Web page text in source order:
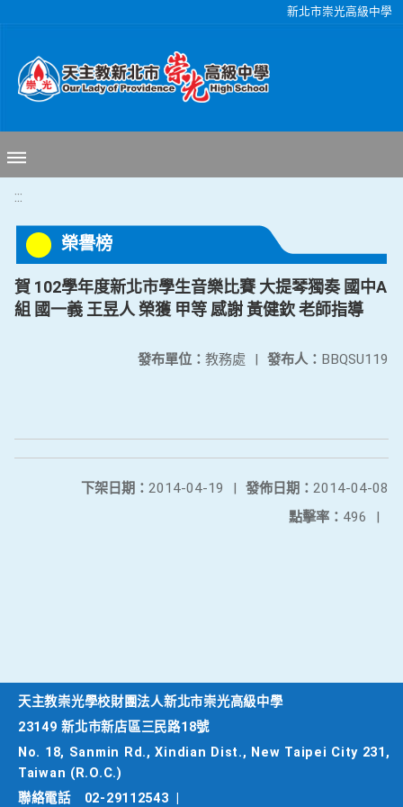
新北市崇光高級中學
:::
榮譽榜
賀 102學年度新北市學生音樂比賽 大提琴獨奏 國中A
組 國一義 王昱人 榮獲 甲等 感謝 黃健欽 老師指導
發布人： BBQSU119
發布單位： 教務處 |
發佈日期： 2014-04-08
下架日期： 2014-04-19
|
點擊率： 496 |
天主教崇光學校財團法人新北市崇光高級中學
23149 新北市新店區三民路18號
No. 18, Sanmin Rd., Xindian Dist., New Taipei City 231,
Taiwan (R.O.C.)
聯絡電話
02-29112543